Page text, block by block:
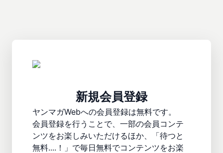
新規会員登録
ヤンマガWebへの会員登録は無料です。
会員登録を行うことで、一部の会員コンテ
ンツをお楽しみいただけるほか、「待つと
無料....！」で毎日無料でコンテンツをお楽